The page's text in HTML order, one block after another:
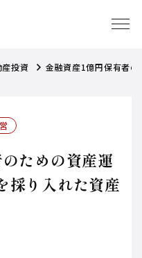
産投資 金融資産1億円保有者
ための資産運
り入れた資産